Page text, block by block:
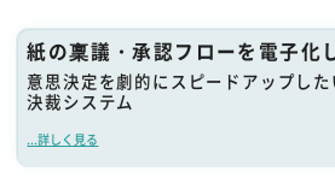
紙の稟議・承認フローを電子化
意思決定を劇的にスピードアップし
決裁システム
...詳しく見る